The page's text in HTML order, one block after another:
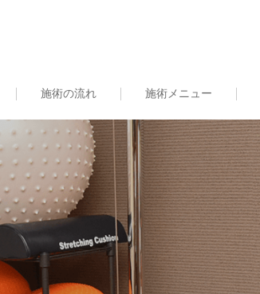
施術の流れ 施術メニュー